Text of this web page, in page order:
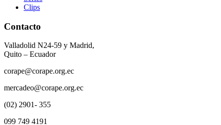
Clips
Contacto
Valladolid N24-59 y Madrid,
Quito – Ecuador
corape@corape.org.ec
mercadeo@corape.org.ec
(02) 2901- 355
099 749 4191